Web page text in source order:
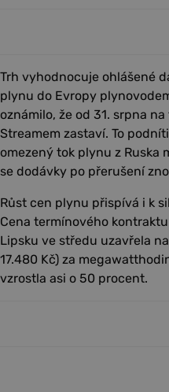
Trh vyhodnocuje ohlášené
plynu do Evropy
oznámilo, že od 31. srpna
Streamem zastaví. To
omezený tok plynu z Ruska
se dodávky po přerušení
Růst cen plynu přispívá i k
Cena termínového
Lipsku ve středu uzavřela
17.480 Kč) za
vzrostla asi o 50 procent.